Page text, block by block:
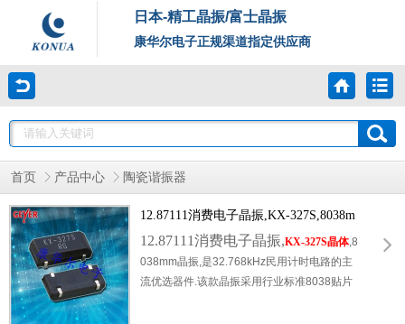
日本-精工晶振/富士晶振
康华尔电子正规渠道指定供应商
首页 产品中心 陶瓷谐振器
12.87111消费电子晶振,KX-327S,8038m
m晶振
12.87111消费电子晶振,KX-327S晶体,8
038mm晶振,是32.768kHz民用计时电路的主
流优选器件.该款晶振采用行业标准8038贴片